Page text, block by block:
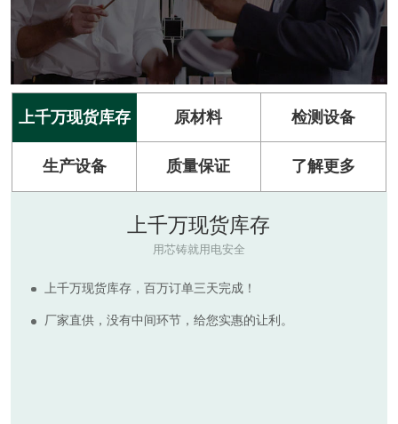
上千万现货库存 原材料 检测设备
生产设备 质量保证 了解更多
原材料
RAW MATERIAL
河南太平洋电缆拥有多套现代化电缆生产设备，产品符合